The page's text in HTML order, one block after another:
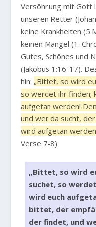
Versöhnung mit Gott
unseren Retter
keine Krankheiten
keinen Mangel (1.
Gutes, Schönes und
(Jakobus 1:16-17).
hin: „Bittet, so wird
so werdet ihr finden;
aufgetan werden!
und wer da sucht,
wird aufgetan
Verse 7-8)
„Bittet, so wird
suchet, so
wird euch
bittet, der
der findet, und